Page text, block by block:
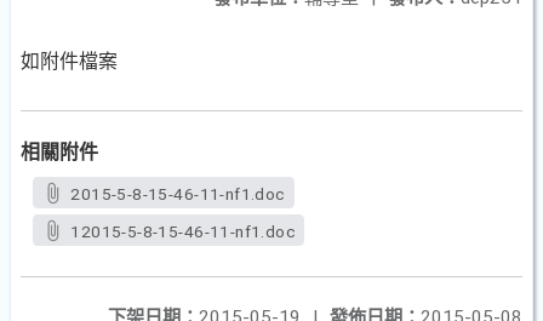
如附件檔案
相關附件
2015-5-8-15-46-11-nf1.doc
12015-5-8-15-46-11-nf1.doc